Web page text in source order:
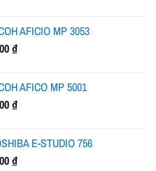
₫.là:
24.500.000 ₫.
AFICIO MP 3053
₫.
₫Giá
là:
19.000.000 ₫.
AFICO MP 5001
₫.
₫Giá
là:
23.000.000 ₫.
E-STUDIO 756
₫Giá